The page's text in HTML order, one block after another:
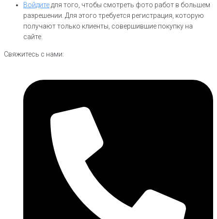
Войдите для того, чтобы смотреть фото работ в большем
разрешении. Для этого требуется регистрация, которую
получают только клиенты, совершившие покупку на
сайте.
Свяжитесь с нами: